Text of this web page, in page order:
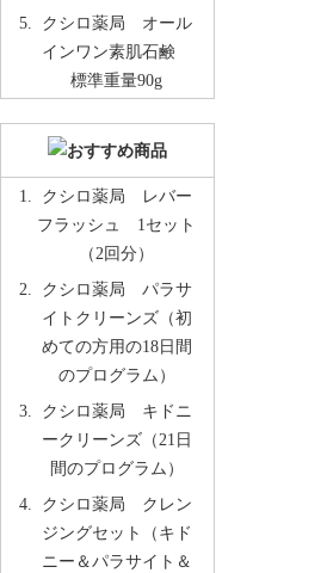
クシロ薬局 オール
インワン素肌石鹸
標準重量90g
クシロ薬局 レバー
フラッシュ 1セット
（2回分）
クシロ薬局 パラサ
イトクリーンズ（初
めての方用の18日間
のプログラム）
クシロ薬局 キドニ
ークリーンズ（21日
間のプログラム）
クシロ薬局 クレン
ジングセット（キド
ニー＆パラサイト＆